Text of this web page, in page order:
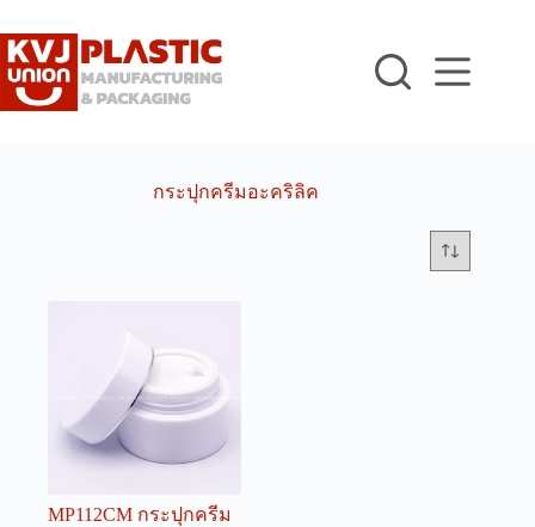
to
content
กระปุกครีมอะคริลิค
MP112CM กระปุกครีม